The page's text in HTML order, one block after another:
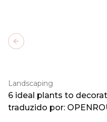
Landscaping
6 ideal plants to
traduzido por:
Previous slide